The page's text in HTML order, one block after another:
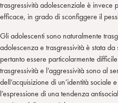
trasgressività adolescenziale è invece
efficace, in grado di sconfiggere il
Gli adolescenti sono naturalmente
adolescenza e trasgressività è stata da
pertanto essere particolarmente
trasgressività e l’aggressività sono al
dell’acquisizione di un’identità sociale
l’espressione di una tendenza